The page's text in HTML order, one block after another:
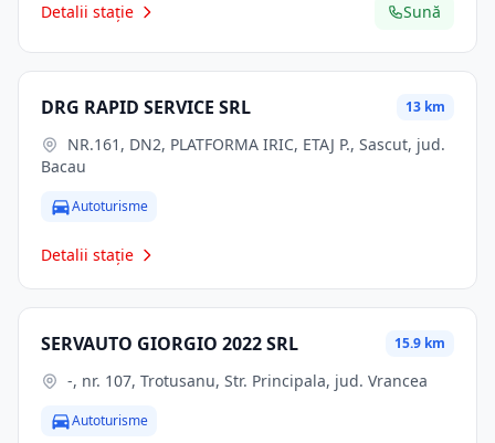
Detalii stație Sună
DRG RAPID SERVICE SRL 13 km
Bacau
Autoturisme
Detalii stație
SERVAUTO GIORGIO 2022 SRL 15.9 km
-, nr. 107, Trotusanu, Str. Principala, jud. Vrancea
Autoturisme